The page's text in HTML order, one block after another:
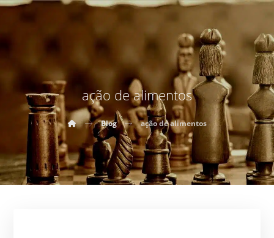
ação de alimentos
Blog ação de alimentos